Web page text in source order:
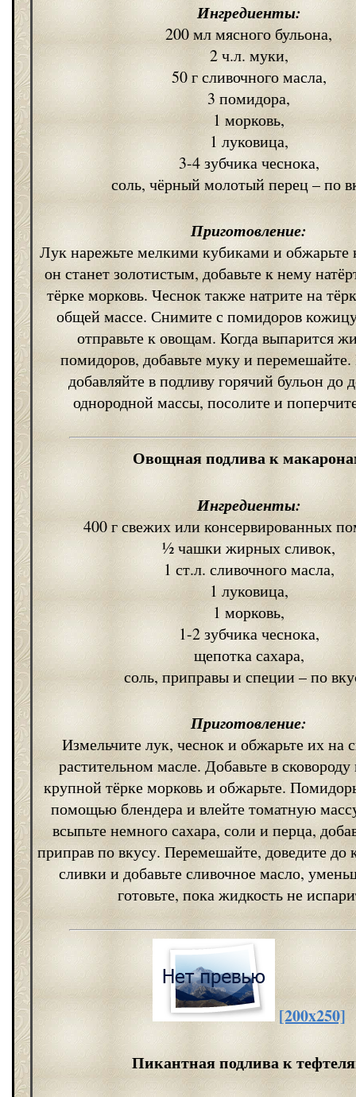
Ингредиенты:
200 мл мясного бульона,
2 ч.л. муки,
50 г сливочного масла,
3 помидора,
1 морковь,
1 луковица,
3-4 зубчика чеснока,
соль, чёрный молотый перец – по
Приготовление:
Лук нарежьте мелкими кубиками и обжарьте
он станет золотистым, добавьте к нему
тёрке морковь. Чеснок также натрите на
общей массе. Снимите с помидоров
отправьте к овощам. Когда выпарится
помидоров, добавьте муку и
добавляйте в подливу горячий бульон до
однородной массы, посолите и
Овощная подлива к
Ингредиенты:
400 г свежих или консервированных
½ чашки жирных сливок,
1 ст.л. сливочного масла,
1 луковица,
1 морковь,
1-2 зубчика чеснока,
щепотка сахара,
соль, приправы и специи – по
Приготовление:
Измельчите лук, чеснок и обжарьте их на
растительном масле. Добавьте в
крупной тёрке морковь и обжарьте.
помощью блендера и влейте томатную
всыпьте немного сахара, соли и перца,
приправ по вкусу. Перемешайте, доведите до
сливки и добавьте сливочное масло,
готовьте, пока жидкость не
[200x250]
Пикантная подлива к